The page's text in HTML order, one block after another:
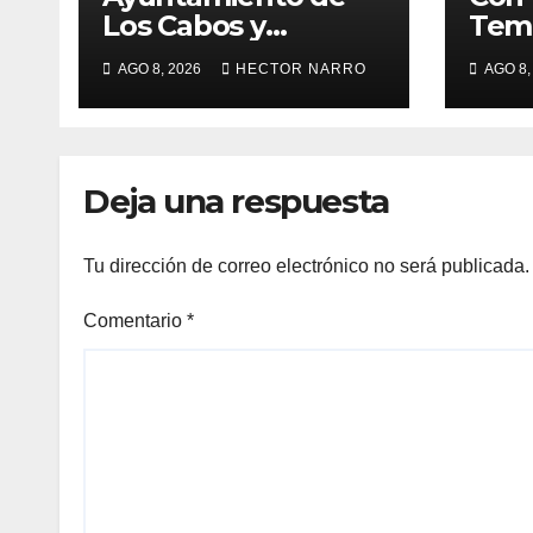
Los Cabos y
organizadores de
Bisbee’s coordinan
acciones para
AGO 8, 2026 HECTOR NARRO
Los
AGO
Deja una respuesta
Tu dirección de correo electrónico no será publicada.
Comentario *